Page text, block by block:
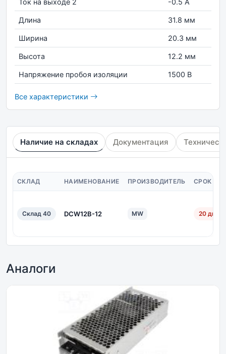
Ток на выходе 2 -0.5 А
Длина 31.8 мм
Ширина 20.3 мм
Высота 12.2 мм
Напряжение пробоя изоляции 1500 В
Все характеристики
Наличие на складах Документация
СКЛАД НАИМЕНОВАНИЕ ПРОИЗВОДИТЕЛЬ СРОК
Склад 40 DCW12B-12 MW 20 дн.
Аналоги